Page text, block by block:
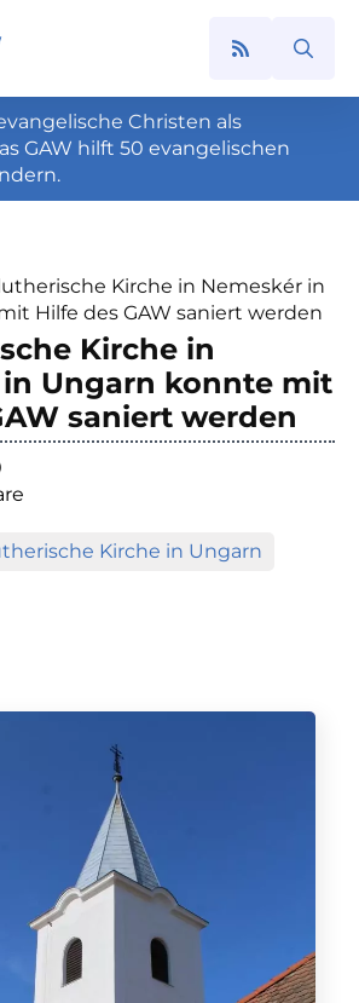
Search
Christen als
GAW hilft 50 evangelischen
Kirche in Nemeskér in
Hilfe des GAW saniert werden
Kirche in
in Ungarn konnte mit
saniert werden
Kirche in Ungarn